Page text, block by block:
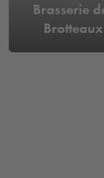
Brasserie
Brotteaux